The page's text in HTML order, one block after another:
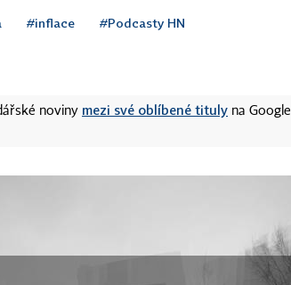
#inflace #Podcasty HN
noviny mezi své oblíbené tituly na Google